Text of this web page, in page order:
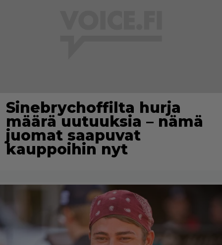
Sinebrychoffilta hurja
määrä uutuuksia – nämä
juomat saapuvat
kauppoihin nyt